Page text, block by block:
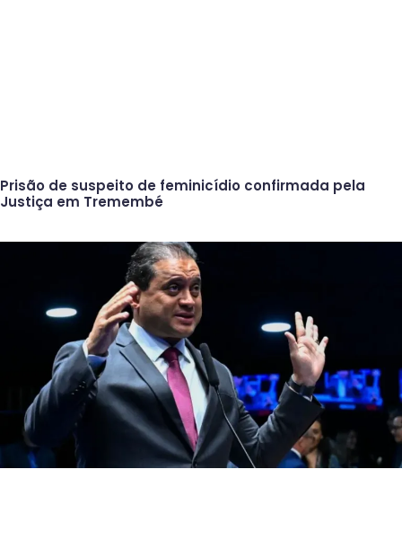
Prisão de suspeito de feminicídio confirmada pela
Justiça em Tremembé